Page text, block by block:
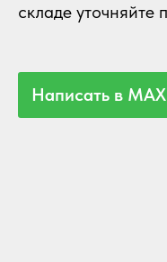
складе уточняйте
Написать в MAX